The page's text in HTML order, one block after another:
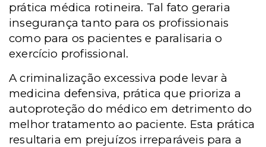
prática médica rotineira. Tal fato geraria
insegurança tanto para os profissionais
como para os pacientes e paralisaria o
exercício profissional.
A criminalização excessiva pode levar à
medicina defensiva, prática que prioriza a
autoproteção do médico em detrimento do
melhor tratamento ao paciente. Esta prática
resultaria em prejuízos irreparáveis para a